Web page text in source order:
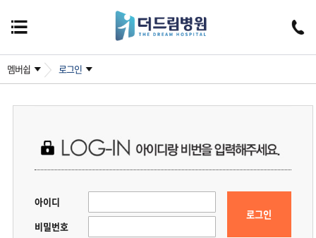
멤버쉽 로그인
아이디
비밀번호
로그인